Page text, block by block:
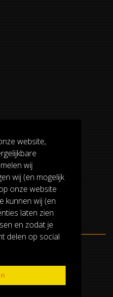
website,
wij
wij (en mogelijk
onze website
kunnen wij (en
laten zien
en zodat je
delen op social